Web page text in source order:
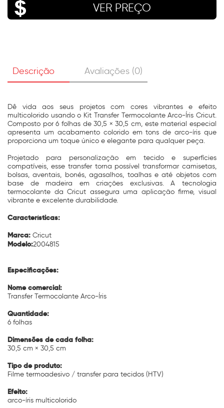
VER PREÇO
Descrição Avaliações (0)
Dê vida aos seus projetos com cores vibrantes e efeito
multicolorido usando o Kit Transfer Termocolante Arco-Íris Cricut.
Composto por 6 folhas de 30,5 × 30,5 cm, este material especial
apresenta um acabamento colorido em tons de arco-íris que
proporciona um toque único e elegante para qualquer peça.
Projetado para personalização em tecido e superfícies
compatíveis, esse transfer torna possível transformar camisetas,
bolsas, aventais, bonés, agasalhos, toalhas e até objetos com
base de madeira em criações exclusivas. A tecnologia
termocolante da Cricut assegura uma aplicação firme, visual
vibrante e excelente durabilidade.
Características:
Marca: Cricut
Modelo:2004815
Especificações:
Nome comercial:
Transfer Termocolante Arco-Íris
Quantidade:
6 folhas
Dimensões de cada folha:
30,5 cm × 30,5 cm
Tipo de produto:
Filme termoadesivo / transfer para tecidos (HTV)
Efeito:
arco-íris multicolorido